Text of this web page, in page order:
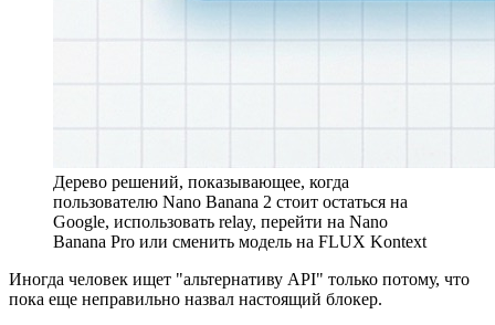
Дерево решений, показывающее, когда
пользователю Nano Banana 2 стоит остаться на
Google, использовать relay, перейти на Nano
Banana Pro или сменить модель на FLUX Kontext
Иногда человек ищет "альтернативу API" только потому, что
пока еще неправильно назвал настоящий блокер.